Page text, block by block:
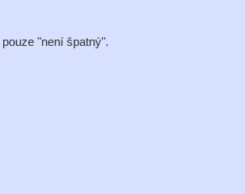
"není špatný".